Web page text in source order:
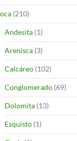
(210)
Andesita (1)
Arenisca (3)
Calcáreo (102)
Conglomerado (69)
Dolomita (13)
Esquisto (1)